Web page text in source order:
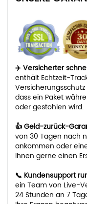
✈️ Versicherter
enthält Echtzeit-
dass ein Paket
oder gestohlen wird.
👍 Geld-zurück-
von 30 Tagen nach
ankommen oder
Ihnen gerne einen
📞 Kundensupport
ein Team von Live-
24 Stunden an 7